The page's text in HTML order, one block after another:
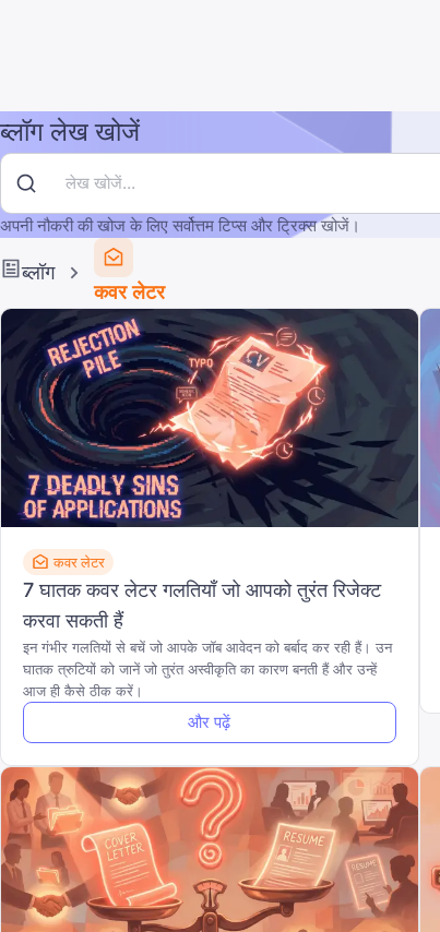
ब्लॉग लेख खोजें
अपनी नौकरी की खोज के लिए सर्वोत्तम टिप्स और ट्रिक्स खोजें।
ब्लॉग
कवर लेटर
कवर लेटर
7 घातक कवर लेटर गलतियाँ जो आपको तुरंत रिजेक्ट
करवा सकती हैं
इन गंभीर गलतियों से बचें जो आपके जॉब आवेदन को बर्बाद कर रही हैं। उन
घातक त्रुटियों को जानें जो तुरंत अस्वीकृति का कारण बनती हैं और उन्हें
आज ही कैसे ठीक करें।
और पढ़ें